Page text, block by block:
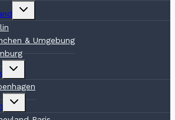
Untermenü
umschalten
& Umgebung
Untermenü
umschalten
Untermenü
umschalten